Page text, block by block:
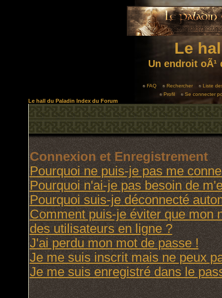
Le
Un endroit
FAQ Rechercher
Liste
Profil
Se connecter
Le hall du Paladin Index du Forum
Connexion et Enregistrement
Pourquoi ne puis-je pas me
Pourquoi n'ai-je pas besoin de
Pourquoi suis-je déconnecté
Comment puis-je éviter que mon
des utilisateurs en ligne ?
J'ai perdu mon mot de passe !
Je me suis inscrit mais ne peux
Je me suis enregistré dans le